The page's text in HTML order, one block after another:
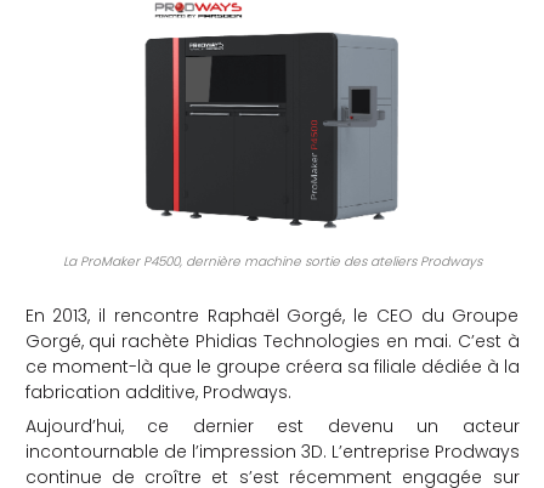
La ProMaker P4500, dernière machine sortie des ateliers Prodways
En 2013, il rencontre Raphaël Gorgé, le CEO du Groupe
Gorgé, qui rachète Phidias Technologies en mai. C’est à
ce moment-là que le groupe créera sa filiale dédiée à la
fabrication additive, Prodways.
Aujourd’hui, ce dernier est devenu un acteur
incontournable de l’impression 3D. L’entreprise Prodways
continue de croître et s’est récemment engagée sur